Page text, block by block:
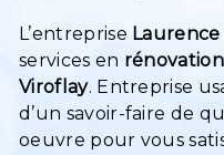
L’entreprise
services en
Viroflay. Entreprise
d’un savoir-faire de
oeuvre pour vous